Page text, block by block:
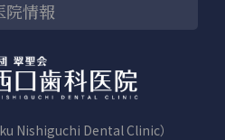
院情報
Nishiguchi Dental Clinic）